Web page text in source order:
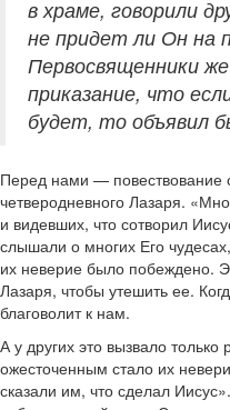
в храме, говорили
не придет ли Он на
Первосвященники
приказание, что
будет, то объявил
Перед нами — повествование
четверодневного Лазаря.
и видевших, что сотворил
слышали о многих Его
их неверие было побеждено.
Лазаря, чтобы утешить ее.
благоволит к нам.
А у других это вызвало
ожесточенным стало их
сказали им, что сделал